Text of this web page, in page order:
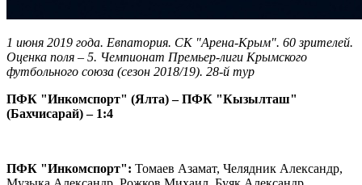
1 июня 2019 года. Евпатория. СК "Арена-Крым". 60 зрителей.
Оценка поля – 5. Чемпионат Премьер-лиги Крымского
футбольного союза (сезон 2018/19). 28-й тур
ПФК "Инкомспорт" (Ялта) – ПФК "Кызылташ"
(Бахчисарай) – 1:4
ПФК "Инкомспорт": Томаев Азамат, Челядник Александр,